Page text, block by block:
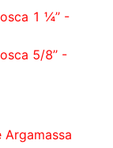
1 ¼’’ -
5/8’’ -
Argamassa